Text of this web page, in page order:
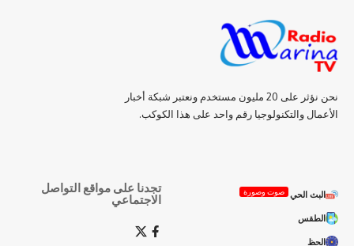
نحن نؤثر على 20 مليون مستخدم ونعتبر شبكة أخبار
الأعمال والتكنولوجيا رقم واحد على هذا الكوكب.
البث الحي صوت وصورة
الطقس
الحظ
تجدنا على مواقع التواصل
الاجتماعي